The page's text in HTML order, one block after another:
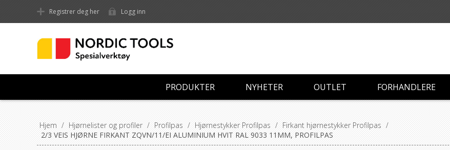
Registrer deg her Logg inn
PRODUKTER NYHETER OUTLET FORHANDLERE
Hjem / Hjørnelister og profiler / Profilpas / Hjørnestykker Profilpas / Firkant hjørnestykker Profilpas /
2/3 VEIS HJØRNE FIRKANT ZQVN/11/EI ALUMINIUM HVIT RAL 9033 11MM, PROFILPAS